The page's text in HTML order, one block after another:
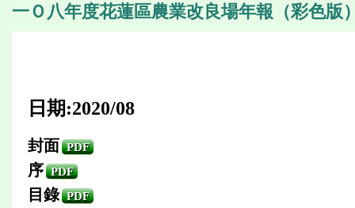
一Ｏ八年度花蓮區農業改良場年報（彩色版
日期:2020/08
封面 PDF
序 PDF
目錄 PDF